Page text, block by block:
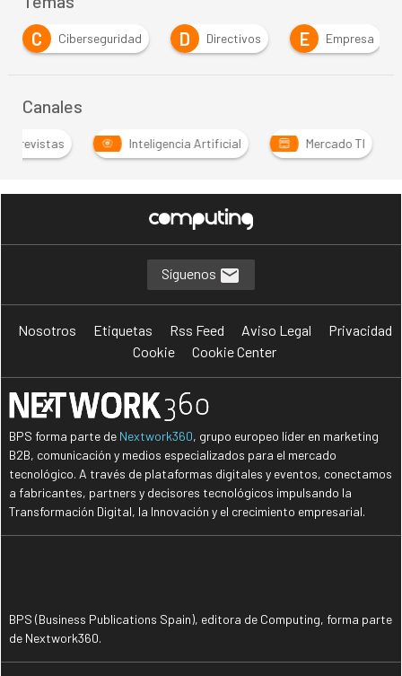
D
Directivos Empresa E Estrategia
Canales
Entrevistas Inteligencia Artificial Mercado TI
Síguenos
Nosotros Etiquetas Rss Feed Aviso Legal
Privacidad
Cookie
Cookie Center
BPS forma parte de Nextwork360, grupo europeo líder en marketing
B2B, comunicación y medios especializados para el mercado
tecnológico. A través de plataformas digitales y eventos, conectamos
a fabricantes, partners y decisores tecnológicos impulsando la
Transformación Digital, la Innovación y el crecimiento empresarial.
BPS (Business Publications Spain), editora de Computing, forma parte
de Nextwork360.